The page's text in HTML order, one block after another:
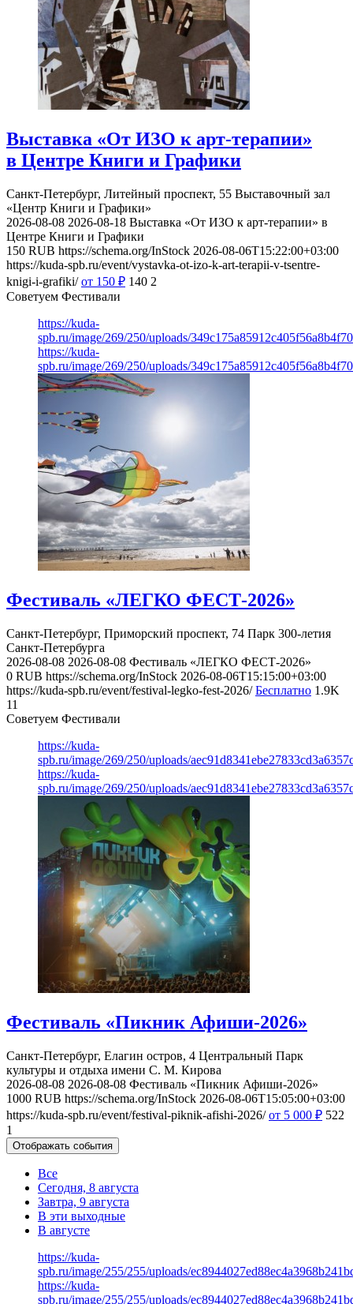
Выставка «От ИЗО к арт-терапии»
в Центре Книги и Графики
Санкт-Петербург, Литейный проспект, 55 Выставочный зал
«Центр Книги и Графики»
2026-08-08 2026-08-18 Выставка «От ИЗО к арт-терапии» в
Центре Книги и Графики
150 RUB https://schema.org/InStock 2026-08-06T15:22:00+03:00
https://kuda-spb.ru/event/vystavka-ot-izo-k-art-terapii-v-tsentre-
knigi-i-grafiki/ от 150 ₽ 140 2
Советуем Фестивали
https://kuda-
spb.ru/image/269/250/uploads/
https://kuda-
spb.ru/image/269/250/uploads/
Фестиваль «ЛЕГКО ФЕСТ-2026»
Санкт-Петербург, Приморский проспект, 74 Парк 300-летия
Санкт-Петербурга
2026-08-08 2026-08-08 Фестиваль «ЛЕГКО ФЕСТ-2026»
0 RUB https://schema.org/InStock 2026-08-06T15:15:00+03:00
https://kuda-spb.ru/event/festival-legko-fest-2026/ Бесплатно 1.9K
11
Советуем Фестивали
https://kuda-
spb.ru/image/269/250/uploads/
https://kuda-
spb.ru/image/269/250/uploads/
Фестиваль «Пикник Афиши-2026»
Санкт-Петербург, Елагин остров, 4 Центральный Парк
культуры и отдыха имени С. М. Кирова
2026-08-08 2026-08-08 Фестиваль «Пикник Афиши-2026»
1000 RUB https://schema.org/InStock 2026-08-06T15:05:00+03:00
https://kuda-spb.ru/event/festival-piknik-afishi-2026/ от 5 000 ₽ 522
1
Отображать события
Все
Сегодня, 8 августа
Завтра, 9 августа
В эти выходные
В августе
https://kuda-
spb.ru/image/255/255/uploads/
https://kuda-
spb.ru/image/255/255/uploads/